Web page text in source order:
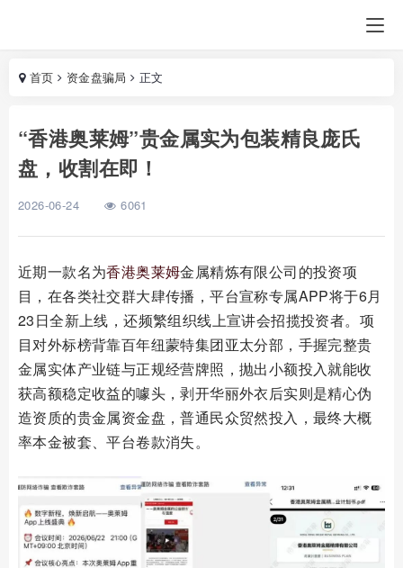
首页 资金盘骗局 正文
“香港奥莱姆”贵金属实为包装精良庞氏
盘，收割在即！
2026-06-24 6061
近期一款名为香港奥莱姆金属精炼有限公司的投资项
目，在各类社交群大肆传播，平台宣称专属APP将于6月
23日全新上线，还频繁组织线上宣讲会招揽投资者。项
目对外标榜背靠百年纽蒙特集团亚太分部，手握完整贵
金属实体产业链与正规经营牌照，抛出小额投入就能收
获高额稳定收益的噱头，剥开华丽外衣后实则是精心伪
造资质的贵金属资金盘，普通民众贸然投入，最终大概
率本金被套、平台卷款消失。